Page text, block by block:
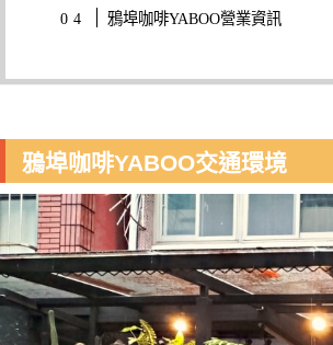
鴉埠咖啡YABOO營業資訊
鴉埠咖啡YABOO交通環境